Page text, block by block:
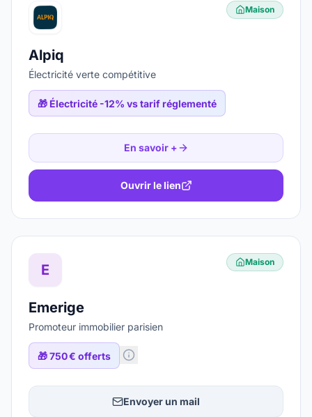
Maison
Alpiq
Électricité verte compétitive
🎁 Électricité -12% vs tarif réglementé
En savoir +
Ouvrir le lien
E Maison
Emerige
Promoteur immobilier parisien
🎁750 € offerts
Envoyer un mail